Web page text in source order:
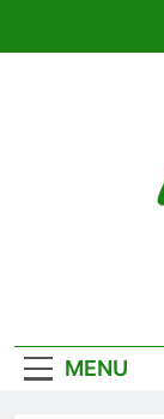
MENU